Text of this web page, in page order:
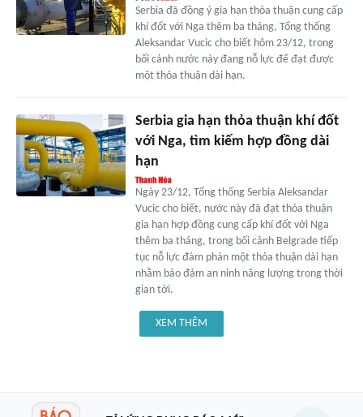
Serbia đã đồng ý gia hạn thỏa thuận cung cấp
khí đốt với Nga thêm ba tháng, Tổng thống
Aleksandar Vucic cho biết hôm 23/12, trong
bối cảnh nước này đang nỗ lực để đạt được
một thỏa thuận dài hạn.
Serbia gia hạn thỏa thuận khí đốt
với Nga, tìm kiếm hợp đồng dài
hạn
Ngày 23/12, Tổng thống Serbia Aleksandar
Vucic cho biết, nước này đã đạt thỏa thuận
gia hạn hợp đồng cung cấp khí đốt với Nga
thêm ba tháng, trong bối cảnh Belgrade tiếp
tục nỗ lực đàm phán một thỏa thuận dài hạn
nhằm bảo đảm an ninh năng lượng trong thời
gian tới.
XEM THÊM